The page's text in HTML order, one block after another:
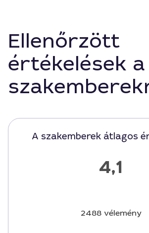
Ellenőrzött
értékelések a
A szakemberek átlagos
4,1
2488 vélemény